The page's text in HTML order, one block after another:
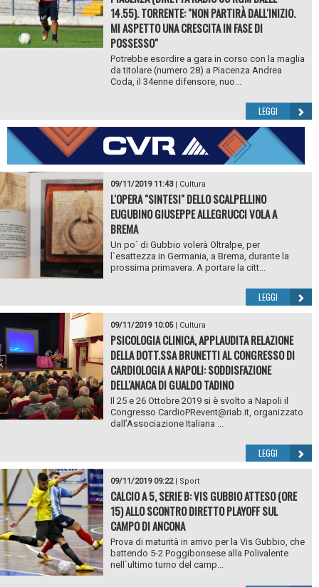
14.55). TORRENTE: "NON PARTIRÀ DALL'INIZIO.
MI ASPETTO UNA CRESCITA IN FASE DI
POSSESSO"
Potrebbe esordire a gara in corso con la maglia
da titolare (numero 28) a Piacenza Andrea
Coda, il 34enne difensore, nuo...
LEGGI
09/11/2019 11:43| Cultura
L'OPERA "SINTESI" DELLO SCALPELLINO
EUGUBINO GIUSEPPE ALLEGRUCCI VOLA A
BREMA
Un po` di Gubbio volerà Oltralpe, per
l`esattezza in Germania, a Brema, durante la
prossima primavera. A portare la citt...
LEGGI
09/11/2019 10:05| Cultura
PSICOLOGIA CLINICA, APPLAUDITA RELAZIONE
DELLA DOTT.SSA BRUNETTI AL CONGRESSO DI
CARDIOLOGIA A NAPOLI: SODDISFAZIONE
DELL'ANACA DI GUALDO TADINO
Il 25 e 26 Ottobre 2019 si è svolto a Napoli il
Congresso CardioPRevent@riab.it, organizzato
dall’Associazione Italiana ...
LEGGI
09/11/2019 09:22| Sport
CALCIO A 5, SERIE B: VIS GUBBIO ATTESO (ORE
15) ALLO SCONTRO DIRETTO PLAYOFF SUL
CAMPO DI ANCONA
Prova di maturità in arrivo per la Vis Gubbio, che
battendo 5-2 Poggibonsese alla Polivalente
nell`ultimo turno del camp...